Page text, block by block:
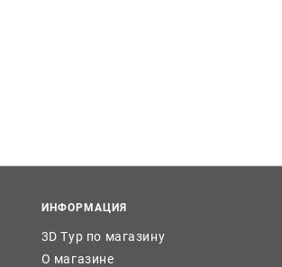
ИНФОРМАЦИЯ
3D Тур по магазину
О магазине